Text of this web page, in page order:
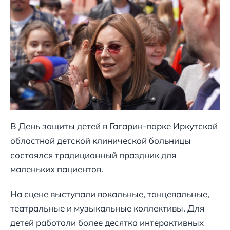
В День защиты детей в Гагарин-парке Иркутской
областной детской клинической больницы
состоялся традиционный праздник для
маленьких пациентов.
На сцене выступали вокальные, танцевальные,
театральные и музыкальные коллективы. Для
детей работали более десятка интерактивных